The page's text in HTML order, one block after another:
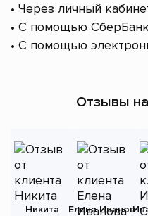
• Через личный
• С помощью
• С помощью
Отзывы
Никита Елена Иванова